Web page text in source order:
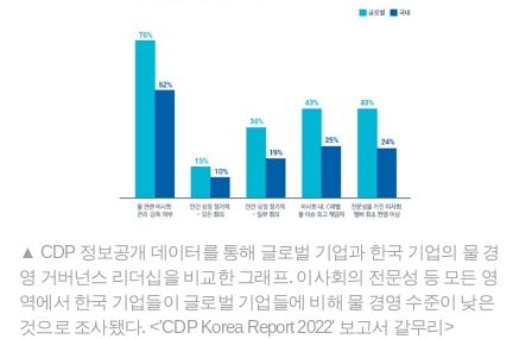
▲ CDP 정보공개 데이터를 통해 글로벌 기업과 한국 기업의 물 경
영 거버넌스 리더십을 비교한 그래프. 이사회의 전문성 등 모든 영
역에서 한국 기업들이 글로벌 기업들에 비해 물 경영 수준이 낮은
것으로 조사됐다. <'CDP Korea Report 2022' 보고서 갈무리>